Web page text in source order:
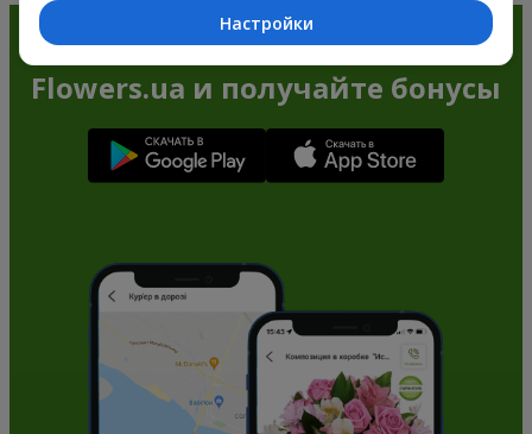
Заказывайте в приложении
Flowers.ua и получайте бонусы
Настройки